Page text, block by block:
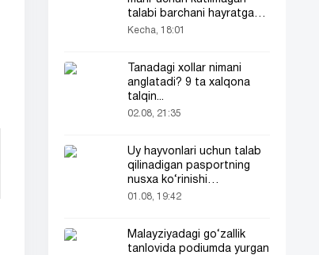
talabi barchani hayratga
soldi
Kecha, 18:01
Tanadagi xollar nimani
anglatadi? 9 ta xalqona
talqin...
02.08, 21:35
Uy hayvonlari uchun talab
qilinadigan pasportning
nusxa ko‘rinishi
tarmoqlarda tarqaldi
01.08, 19:42
Malayziyadagi go‘zallik
tanlovida podiumda yurgan